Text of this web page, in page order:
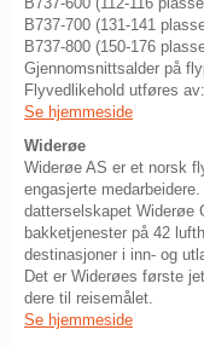
B737-700 (131-141
B737-800 (150-176
Gjennomsnittsalder på
Flyvedlikehold utføres
Se hjemmeside
Widerøe
Widerøe AS er et norsk
engasjerte
datterselskapet Widerøe
bakketjenester på 42
destinasjoner i inn- og
Det er Widerøes første
dere til reisemålet.
Se hjemmeside